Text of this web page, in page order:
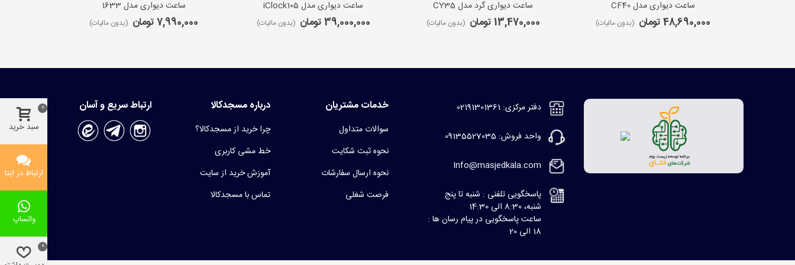
ساعت دیواری مدل CF40
48,690,000 تومان (بدون مالیات)
ساعت دیواری گرد مدل CY35
13,470,000 تومان (بدون مالیات)
ساعت دیواری مدل iClock105
39,000,000 تومان (بدون مالیات)
ساعت دیواری مدل 1633
7,990,000 تومان (بدون مالیات)
دفتر مرکزی: 02191301361
واحد فروش: 09135527035
Info@masjedkala.com
پاسخگویی تلفنی : شنبه تا پنج
شنبه، 8:30 الی 14:30
ساعت پاسخگویی در پیام رسان ها :
18 الی 20
خدمات مشتریان
سوالات متداول
نحوه ثبت شکایت
نحوه ارسال سفارشات
فرصت شغلی
درباره مسجدکالا
چرا خرید از مسجدکالا؟
خط مشی کاربری
آموزش خرید از سایت
تماس با مسجدکالا
ارتباط سریع و آسان
سبد خرید
0
ارتباط در ایتا
واتساپ
0